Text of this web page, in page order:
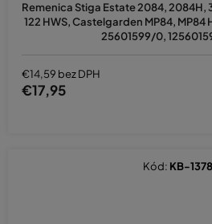
Remenica Stiga Estate 2084, 2084H,
122 HWS, Castelgarden MP84,
25601599/0,
€14,59 bez DPH
€17,95
Kód: KB-